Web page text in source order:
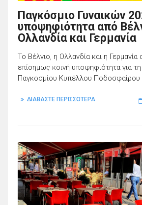
Παγκόσμιο Γυναικών
υποψηφιότητα από
Ολλανδία και Γερμανία
Το Βέλγιο, η Ολλανδία και η Γερμανία
επίσημως κοινή υποψηφιότητα για
Παγκοσμίου Κυπέλλου Ποδοσφαίρου
ΔΙΑΒΑΣΤΕ ΠΕΡΙΣΣΟΤΕΡΑ